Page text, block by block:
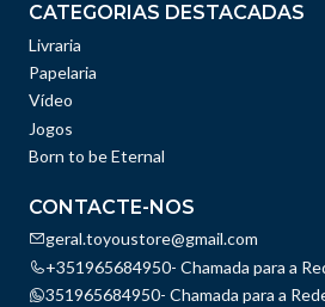
CATEGORIAS DESTACADAS
Livraria
Papelaria
Vídeo
Jogos
Born to be Eternal
CONTACTE-NOS
geral.toyoustore@gmail.com
+351965684950- Chamada para a
351965684950- Chamada para a